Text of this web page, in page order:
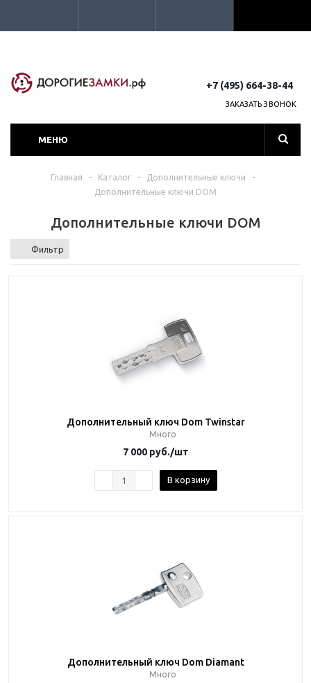
+7 (495) 664-38-44
ЗАКАЗАТЬ ЗВОНОК
МЕНЮ
Главная - Каталог - Дополнительные ключи
-
Дополнительные ключи DOM
Дополнительные ключи DOM
Фильтр
Дополнительный ключ Dom Twinstar
Много
7 000 руб./шт
В корзину
Дополнительный ключ Dom Diamant
Много